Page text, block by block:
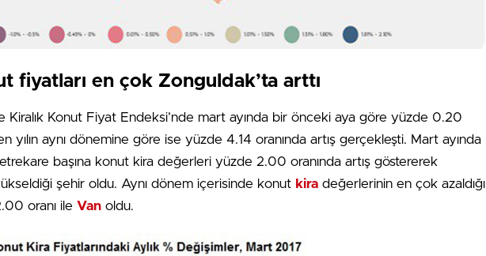
fiyatları en çok Zonguldak’ta arttı
Kiralık Konut Fiyat Endeksi’nde mart ayında bir önceki aya göre yüzde 0.20
yılın aynı dönemine göre ise yüzde 4.14 oranında artış gerçekleşti. Mart ayında
başına konut kira değerleri yüzde 2.00 oranında artış göstererek
şehir oldu. Aynı dönem içerisinde konut kira değerlerinin en çok azaldığı
oranı ile Van oldu.